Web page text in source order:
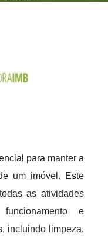
para manter a
um imóvel. Este
as atividades
e
incluindo limpeza,